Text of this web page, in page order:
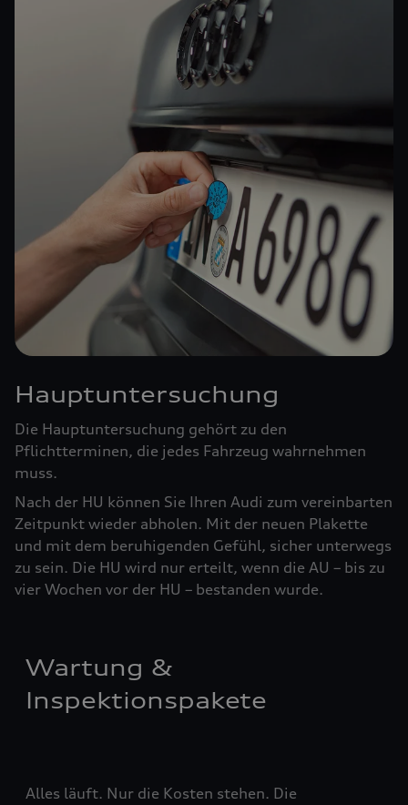
Hauptuntersuchung
Die Hauptuntersuchung gehört zu den
Pflichtterminen, die jedes Fahrzeug wahrnehmen
muss.
Nach der HU können Sie Ihren Audi zum vereinbarten
Zeitpunkt wieder abholen. Mit der neuen Plakette
und mit dem beruhigenden Gefühl, sicher unterwegs
zu sein. Die HU wird nur erteilt, wenn die AU – bis zu
vier ­Woch­en vor der HU – bestanden wurde.
Wartung &
Inspektionspakete
Alles läuft. Nur die Kosten stehen. Die